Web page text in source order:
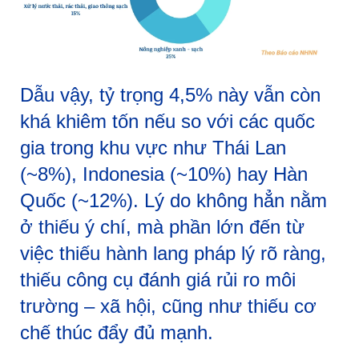
Dẫu vậy, tỷ trọng 4,5% này vẫn còn
khá khiêm tốn nếu so với các quốc
gia trong khu vực như Thái Lan
(~8%), Indonesia (~10%) hay Hàn
Quốc (~12%). Lý do không hẳn nằm
ở thiếu ý chí, mà phần lớn đến từ
việc thiếu hành lang pháp lý rõ ràng,
thiếu công cụ đánh giá rủi ro môi
trường – xã hội, cũng như thiếu cơ
chế thúc đẩy đủ mạnh.